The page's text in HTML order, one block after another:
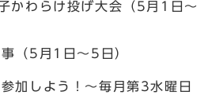
わらけ投げ大会（5月1日～
5月1日～5日）
加しよう！～毎月第3水曜日